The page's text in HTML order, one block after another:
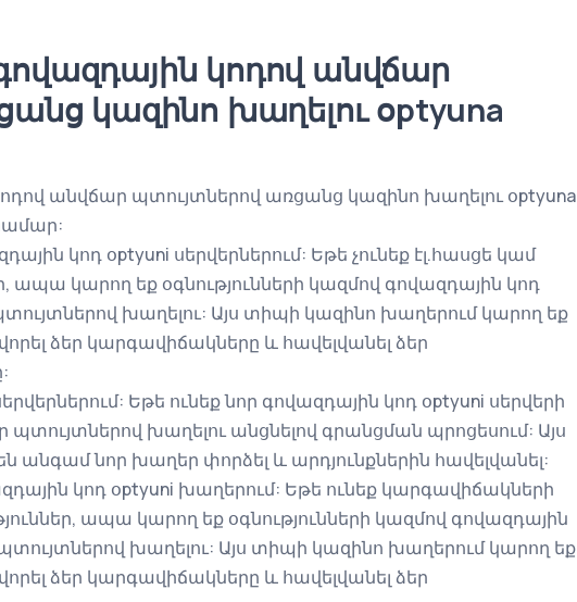
կոդով անվճար
կազինո խաղելու օptyuna
անվճար պտույտներով առցանց կազինո խաղելու օptyuna
կոդ օptyuni սերվերներում: Եթե չունեք էլ.հասցե կամ
ապա կարող եք օգնությունների կազմով գովազդային կոդ
խաղելու: Այս տիպի կազինո խաղերում կարող եք
ձեր կարգավիճակները և հավելվանել ձեր
Եթե ունեք նոր գովազդային կոդ օptyuni սերվերի
խաղելու անցնելով գրանցման պրոցեսում: Այս
անգամ նոր խաղեր փորձել և արդյունքներին հավելվանել:
կոդ օptyuni խաղերում: Եթե ունեք կարգավիճակների
ապա կարող եք օգնությունների կազմով գովազդային
խաղելու: Այս տիպի կազինո խաղերում կարող եք
ձեր կարգավիճակները և հավելվանել ձեր